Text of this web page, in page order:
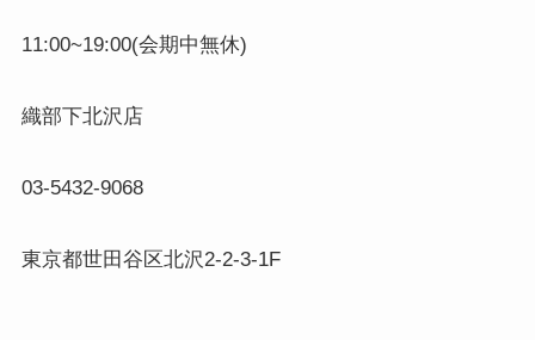
11:00~19:00(会期中無休)
織部下北沢店
03-5432-9068
東京都世田谷区北沢2-2-3-1F